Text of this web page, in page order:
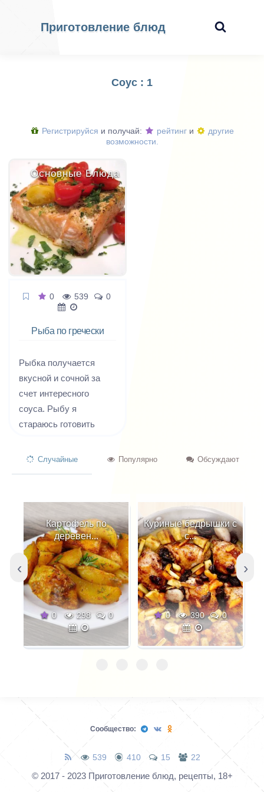
Приготовление блюд
Соус : 1
Регистрируйся и получай: рейтинг и
другие
возможности.
Основные Блюда
0 539 0
Рыба по гречески
Рыбка получается
вкусной и сочной за
счет интересного
соуса. Рыбу я
стараюсь готовить
много полезных
коллекцию
рецептами ее
приготовления. На днях
нашла интересный
рецепт. Не знаю,
насколько точно этот
рецепт "греческий",
однако сочетание
сметаной.
Случайные Популярно Обсуждают
Картофель по
деревен...
0 298 0
Куриные бедрышки с
с...
0 390 0
‹ ›
Сообщество:
539 410 15 22
© 2017 - 2023 Приготовление блюд, рецепты, 18+